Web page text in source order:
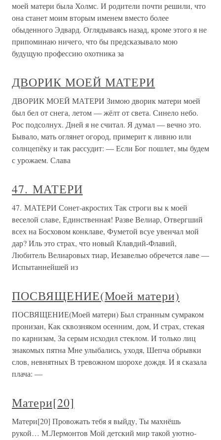
моей матери была Холмс. И родители почти решили, что
она станет моим вторым именем вместо более
обыденного Эдвард. Оглядываясь назад, кроме этого я не
припоминаю ничего, что бы предсказывало мою
будущую профессию охотника за
ДВОРИК МОЕЙ МАТЕРИ
ДВОРИК МОЕЙ МАТЕРИ Зимою дворик матери моей
был бел от снега, летом — жёлт от света. Синело небо.
Рос подсолнух. Дней я не считал. Я думал — вечно это.
Бывало, мать оглянет огород, примерит к ливню или
солнцепёку и так рассудит: — Если Бог пошлет, мы будем
с урожаем. Слава
47. МАТЕРИ
47. МАТЕРИ Сонет-акростих Так строги вы к моей
веселой славе, Единственная! Разве Велиар, Отвергший
всех на Босховом конклаве, Фуметой всуе увенчал мой
дар? Иль это страх, что новый Клавдий-Флавий,
Любитель Велиаровых тиар, Иезавелью обречется лаве —
Испытаннейшей из
ПОСВЯЩЕНИЕ(Моей матери)
ПОСВЯЩЕНИЕ(Моей матери) Был странным сумраком
пронизан, Как сквозняком осенним, дом, И страх, стекая
по карнизам, За серым исходил стеклом. И только лиц
знакомых пятна Мне улыбались, уходя, Шепча обрывки
слов, невнятных В тревожном шорохе дождя. И я сказала
плача: —
Матери[20]
Матери[20] Провожать тебя я выйду, Ты махнёшь
рукой… М.Лермонтов Мой детский мир такой уютно-